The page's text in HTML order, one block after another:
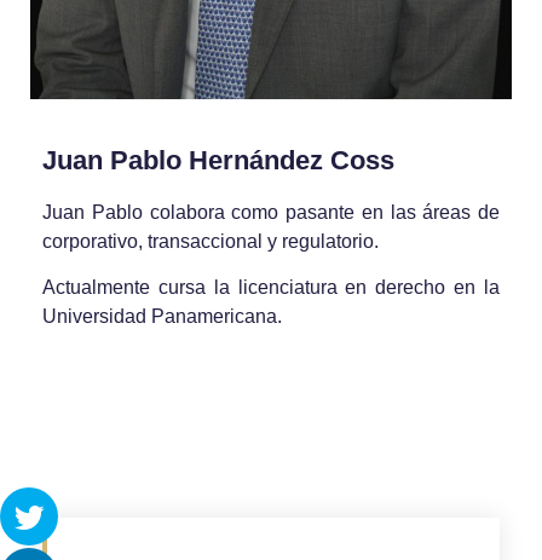
Juan Pablo Hernández Coss
Juan Pablo colabora como pasante en las áreas de
corporativo, transaccional y regulatorio.
Actualmente cursa la licenciatura en derecho en la
Universidad Panamericana.